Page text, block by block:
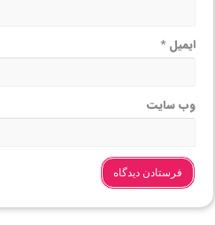
ایمیل*
وب‌ سایت